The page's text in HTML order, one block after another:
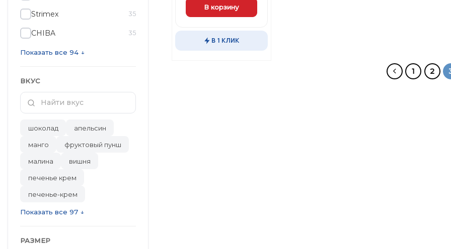
Strimex 35
CHIBA 35
Показать все 94 ↓
ВКУС
шоколад апельсин
манго фруктовый пунш
малина вишня
печенье крем
печенье-крем
Показать все 97 ↓
РАЗМЕР
В корзину
В 1 КЛИК
1 2